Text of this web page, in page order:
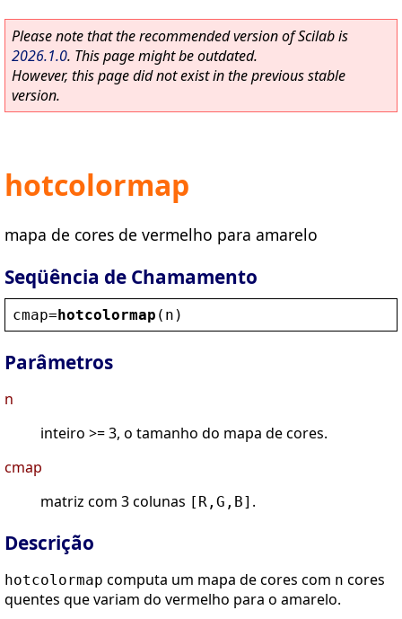
Please note that the recommended version of Scilab is
2026.1.0. This page might be outdated.
However, this page did not exist in the previous stable
version.
hotcolormap
mapa de cores de vermelho para amarelo
Seqüência de Chamamento
cmap=hotcolormap ( n )
Parâmetros
n
inteiro >= 3, o tamanho do mapa de cores.
cmap
matriz com 3 colunas [R,G,B] .
Descrição
hotcolormap computa um mapa de cores com n cores
quentes que variam do vermelho para o amarelo.